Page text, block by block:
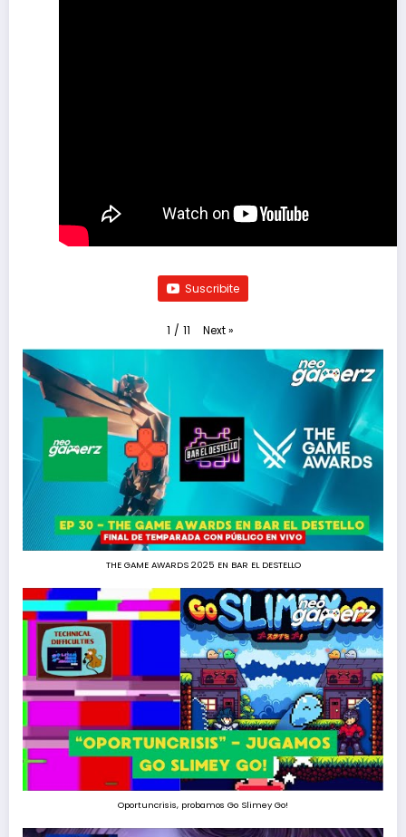
Suscribite
1 / 11 Next»
THE GAME AWARDS 2025 EN BAR EL DESTELLO
Oportuncrisis, probamos Go Slimey Go!